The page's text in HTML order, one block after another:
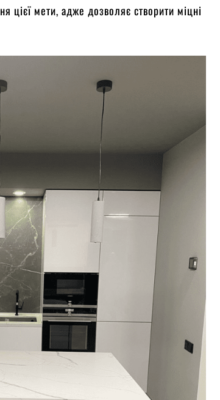
цієї мети, адже дозволяє створити міцні